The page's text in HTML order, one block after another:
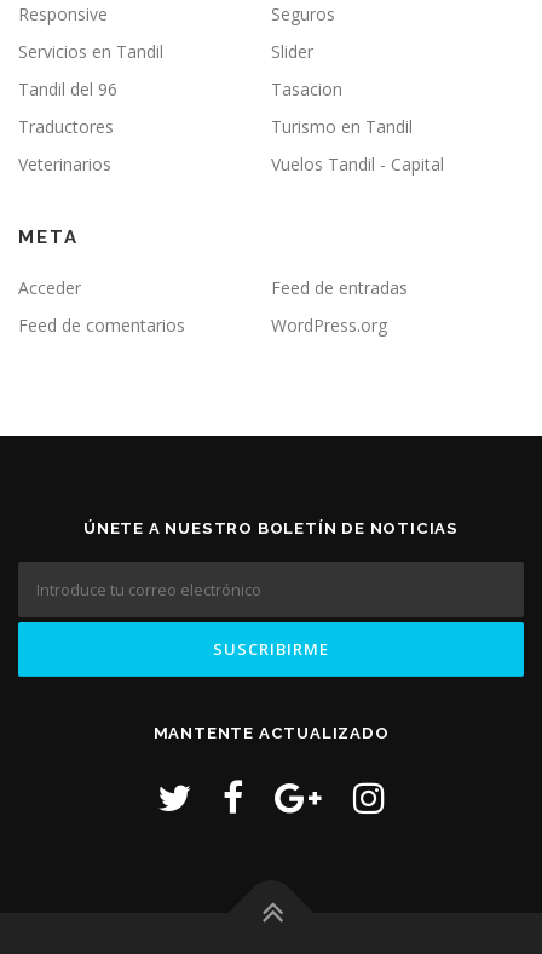
Responsive
Seguros
Servicios en Tandil
Slider
Tandil del 96
Tasacion
Traductores
Turismo en Tandil
Veterinarios
Vuelos Tandil - Capital
META
Acceder
Feed de entradas
Feed de comentarios
WordPress.org
ÚNETE A NUESTRO BOLETÍN DE NOTICIAS
MANTENTE ACTUALIZADO